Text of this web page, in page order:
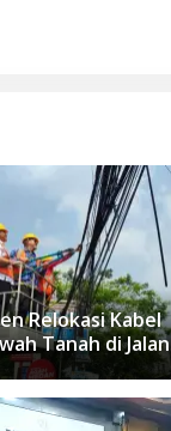
Relokasi Kabel
Tanah di Jalan
Ciledug